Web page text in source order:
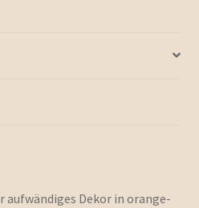
aufwändiges Dekor in orange-